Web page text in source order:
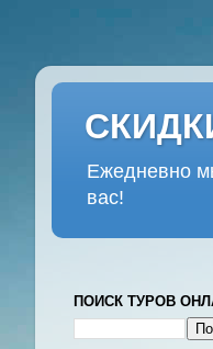
Ежедневно
вас!
ПОИСК ТУРОВ